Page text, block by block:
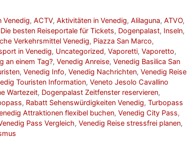
Venedig,ACTV,Aktivitäten in Venedig,Alilaguna,ATVO,
Die besten Reiseportale für Tickets, Dogenpalast, Inseln,
Verkehrsmittel Venedig, Piazza San Marco,
in Venedig, Uncategorized, Vaporetti, Vaporetto,
an einem Tag?, Venedig Anreise, Venedig Basilica San
, Venedig Info, Venedig Nachrichten, Venedig Reise
Touristen Information, Veneto Jesolo Cavallino
Wartezeit, Dogenpalast Zeitfenster reservieren,
, Rabatt Sehenswürdigkeiten Venedig, Turbopass
Attraktionen flexibel buchen, Venedig City Pass,
Pass Vergleich, Venedig Reise stressfrei planen,